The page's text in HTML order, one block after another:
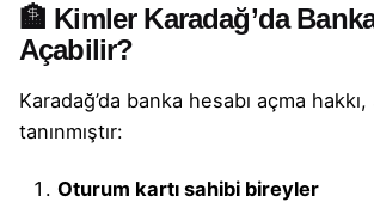
🏦 Kimler Karadağ’da
Açabilir?
Karadağ’da banka hesabı açma
tanınmıştır:
Oturum kartı sahibi bireyler